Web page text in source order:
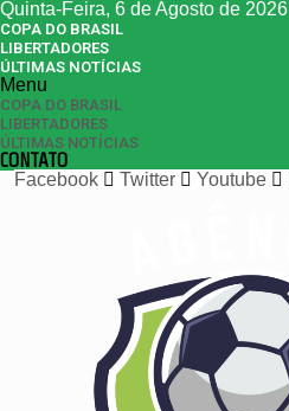
Quinta-Feira, 6 de Agosto de 2026
COPA DO BRASIL
LIBERTADORES
ÚLTIMAS NOTÍCIAS
Menu
COPA DO BRASIL
LIBERTADORES
ÚLTIMAS NOTÍCIAS
CONTATO
Facebook
Twitter Youtube